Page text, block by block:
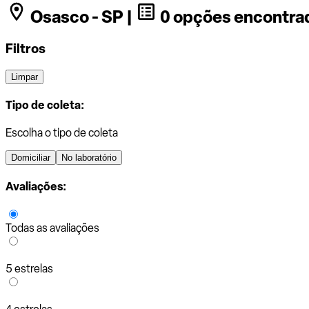
Osasco - SP | 0 opções
Filtros
Limpar
Tipo de coleta:
Escolha o tipo de coleta
Domiciliar No laboratório
Avaliações:
Todas as avaliações
5 estrelas